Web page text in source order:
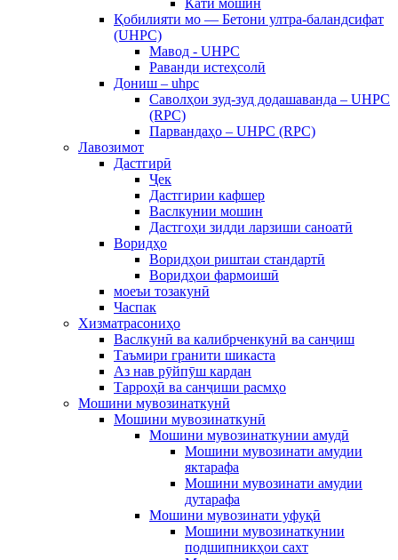
Кати мошин
Қобилияти мо — Бетони ултра-баландсифат
(UHPC)
Мавод - UHPC
Раванди истеҳсолӣ
Дониш – uhpc
Саволҳои зуд-зуд додашаванда – UHPC
(RPC)
Парвандаҳо – UHPC (RPC)
Лавозимот
Дастгирӣ
Ҷек
Дастгирии кафшер
Васлкунии мошин
Дастгоҳи зидди ларзиши саноатӣ
Воридҳо
Воридҳои риштаи стандартӣ
Воридҳои фармоишӣ
моеъи тозакунӣ
Часпак
Хизматрасониҳо
Васлкунӣ ва калибрченкунӣ ва санҷиш
Таъмири гранити шикаста
Аз нав рӯйпӯш кардан
Тарроҳӣ ва санҷиши расмҳо
Мошини мувозинаткунӣ
Мошини мувозинаткунӣ
Мошини мувозинаткунии амудӣ
Мошини мувозинати амудии
яктарафа
Мошини мувозинати амудии
дутарафа
Мошини мувозинати уфуқӣ
Мошини мувозинаткунии
подшипникҳои сахт